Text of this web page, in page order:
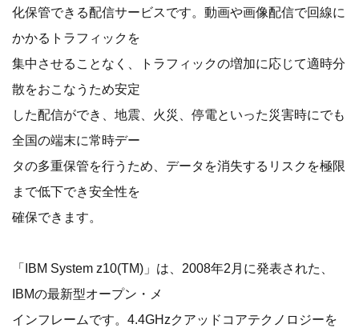
化保管できる配信サービスです。動画や画像配信で回線に
かかるトラフィックを
集中させることなく、トラフィックの増加に応じて適時分
散をおこなうため安定
した配信ができ、地震、火災、停電といった災害時にでも
全国の端末に常時デー
タの多重保管を行うため、データを消失するリスクを極限
まで低下でき安全性を
確保できます。
「IBM System z10(TM)」は、2008年2月に発表された、
IBMの最新型オープン・メ
インフレームです。4.4GHzクアッドコアテクノロジーを